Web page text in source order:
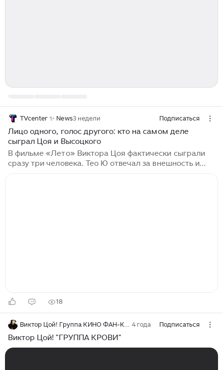
TVcenter ✨️ News3 недели Подписаться
Лицо одного, голос другого: кто на самом деле
сыграл Цоя и Высоцкого
В фильме «Лето» Виктора Цоя фактически сыграли
сразу три человека. Тео Ю отвечал за внешность и
18
Виктор Цой! Группа КИНО ФАН-КЛУБ 4 года Подписаться
Виктор Цой! "ГРУППА КРОВИ"